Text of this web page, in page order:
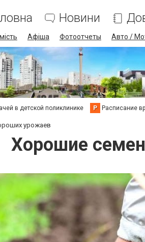
Новини
Афіша Фотоотчеты Авто /
в детской поликлинике Р Расписание
урожаев
Хорошие